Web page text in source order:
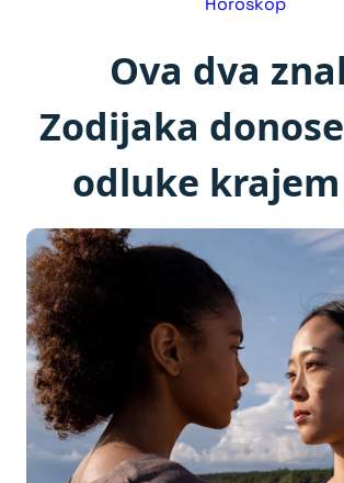
Ova dva
Zodijaka
odluke